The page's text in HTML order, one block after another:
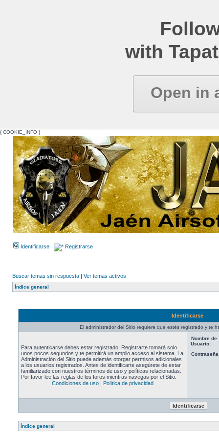
with
Open in
{ COOKIE_INFO }
Identificarse Registrarse
Buscar temas sin respuesta | Ver temas activos
Índice general
Identificarse
El administrador del Sitio requiere que estés registrado y te
Para autenticarse debes estar registrado. Registrarte tomará solo
unos pocos segundos y te permitirá un amplio acceso al sistema. La
Administración del Sitio puede además otorgar permisos adicionales
a los usuarios registrados. Antes de identificarte asegúrete de estar
familiarizado con nuestros términos de uso y políticas relacionadas.
Por favor lee las reglas de los foros mientras navegas por el Sitio.
Condiciones de uso | Política de privacidad
Nombre de
Usuario:
Índice general